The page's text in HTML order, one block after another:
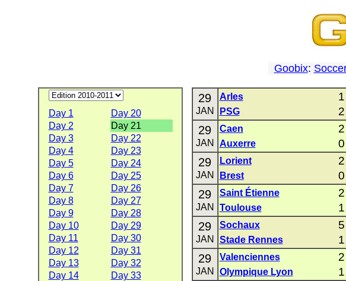
Goobix:
Day 1
Day 20
Day 2
Day 21
Day 3
Day 22
Day 4
Day 23
Day 5
Day 24
Day 6
Day 25
Day 7
Day 26
Day 8
Day 27
Day 9
Day 28
Day 10
Day 29
Day 11
Day 30
Day 12
Day 31
Day 13
Day 32
Day 14
Day 33
29
JAN
Arles 1
PSG 2
29
JAN
Caen 2
Auxerre 0
29
JAN
Lorient 2
Brest 0
29
JAN
Saint Étienne 2
Toulouse 1
29
JAN
Sochaux 5
Stade Rennes 1
29
JAN
Valenciennes 2
Olympique Lyon 1